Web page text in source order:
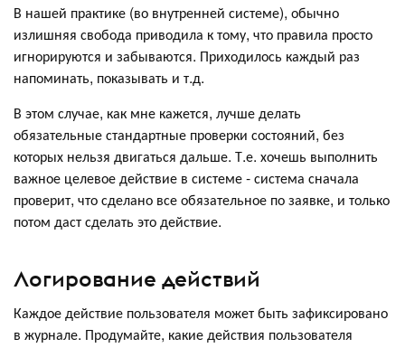
В нашей практике (во внутренней системе), обычно
излишняя свобода приводила к тому, что правила просто
игнорируются и забываются. Приходилось каждый раз
напоминать, показывать и т.д.
В этом случае, как мне кажется, лучше делать
обязательные стандартные проверки состояний, без
которых нельзя двигаться дальше. Т.е. хочешь выполнить
важное целевое действие в системе - система сначала
проверит, что сделано все обязательное по заявке, и только
потом даст сделать это действие.
Логирование действий
Каждое действие пользователя может быть зафиксировано
в журнале. Продумайте, какие действия пользователя